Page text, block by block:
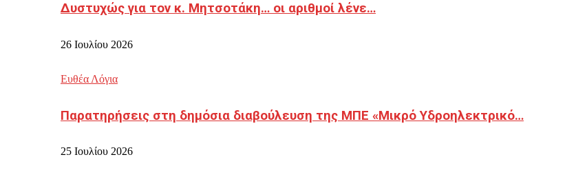
Δυστυχώς για τον κ. Μητσοτάκη… οι αριθμοί λένε…
26 Ιουλίου 2026
Ευθέα Λόγια
Παρατηρήσεις στη δημόσια διαβούλευση της ΜΠΕ «Μικρό Υδροηλεκτρικό…
25 Ιουλίου 2026